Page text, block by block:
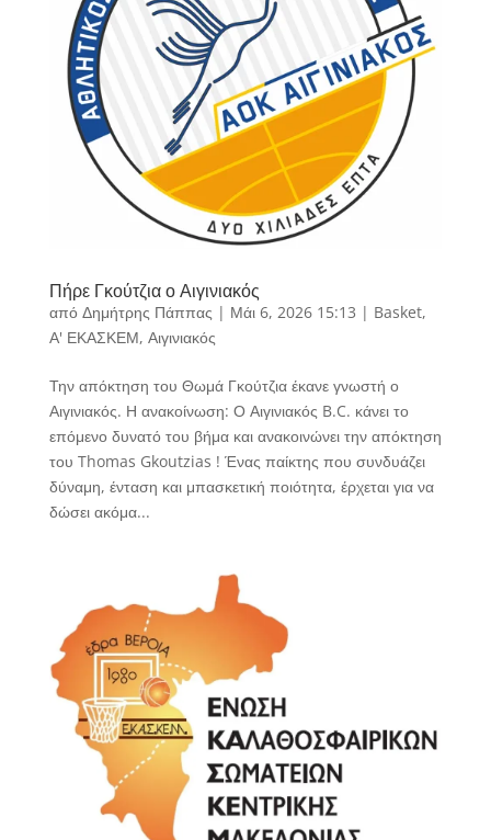
Πήρε Γκούτζια ο Αιγινιακός
από Δημήτρης Πάππας | Μάι 6, 2026 15:13 | Basket,
Α' ΕΚΑΣΚΕΜ, Αιγινιακός
Την απόκτηση του Θωμά Γκούτζια έκανε γνωστή ο
Αιγινιακός. Η ανακοίνωση: Ο Αιγινιακός B.C. κάνει το
επόμενο δυνατό του βήμα και ανακοινώνει την απόκτηση
του Thomas Gkoutzias ! Ένας παίκτης που συνδυάζει
δύναμη, ένταση και μπασκετική ποιότητα, έρχεται για να
δώσει ακόμα...